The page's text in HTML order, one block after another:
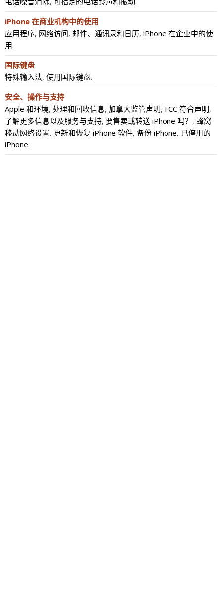
iPhone 在商业机构中的使用
应用程序, 网络访问, 邮件、通讯录和日历, iPhone 在企业中的使
用.
国际键盘
特殊输入法, 使用国际键盘.
安全、操作与支持
Apple 和环境, 处理和回收信息, 加拿大监管声明, FCC 符合声明,
了解更多信息以及服务与支持, 要售卖或转送 iPhone 吗？ , 蜂窝
移动网络设置, 更新和恢复 iPhone 软件, 备份 iPhone, 已停用的
iPhone.